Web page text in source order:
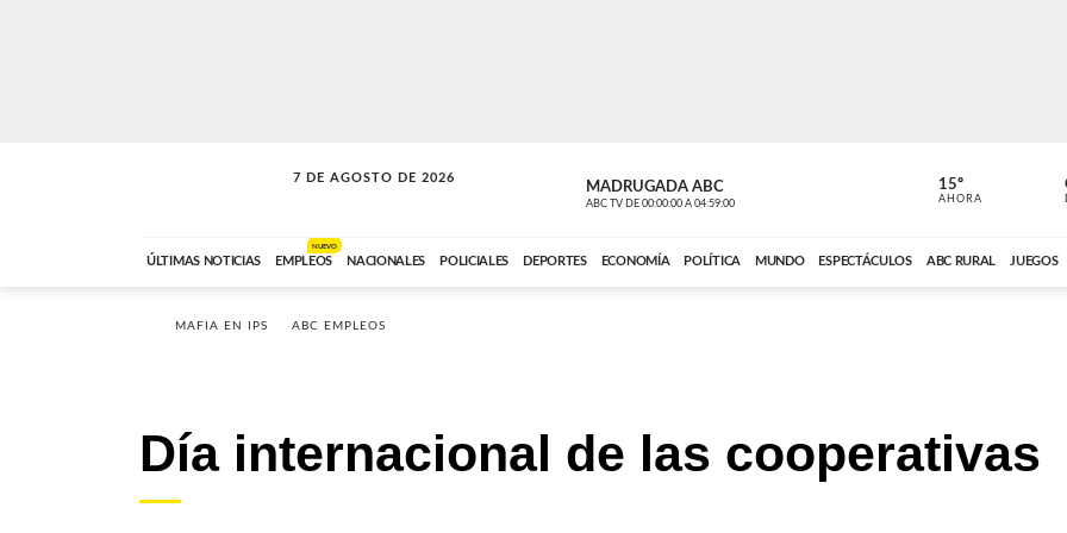
7 DE AGOSTO DE 2026
SOLO MÚSICA MADRUGADA ABC
ABC TV DE 00:00:00 A 04:59:00 ABC CARDINAL
15º
AHORA
ÚLTIMAS NOTICIAS EMPLEOS
NUEVO
NACIONALES POLICIALES DEPORTES ECONOMÍA POLÍTICA MUNDO ESPECTÁCULOS ABC RURAL JUEGOS
MAFIA EN IPS ABC EMPLEOS
Día internacional de las cooperativas